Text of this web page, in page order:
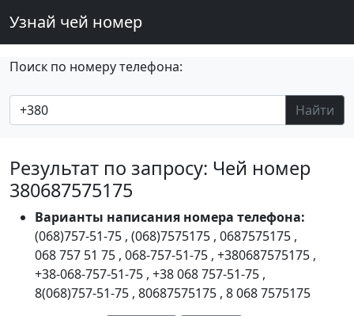
Узнай чей номер
Поиск по номеру телефона:
Найти
Результат по запросу: Чей номер
380687575175
Варианты написания номера телефона:
(068)757-51-75 , (068)7575175 , 0687575175 ,
068 757 51 75 , 068-757-51-75 , +380687575175 ,
+38-068-757-51-75 , +38 068 757-51-75 ,
8(068)757-51-75 , 80687575175 , 8 068 7575175